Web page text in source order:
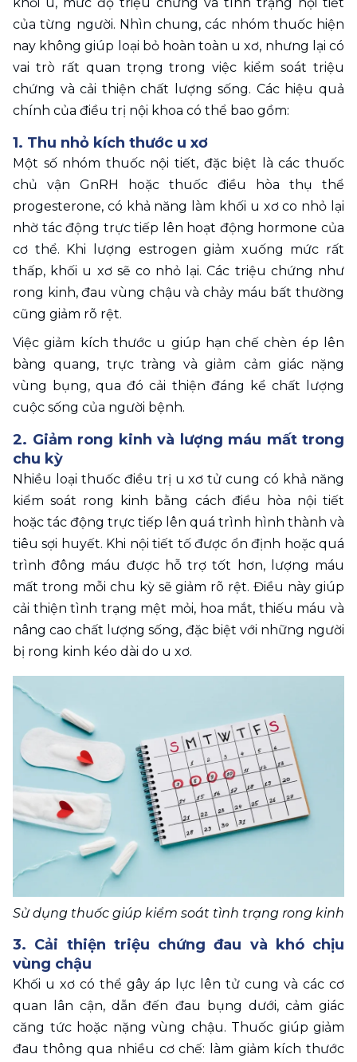
của từng người. Nhìn chung, các nhóm thuốc hiện
nay không giúp loại bỏ hoàn toàn u xơ, nhưng lại có
vai trò rất quan trọng trong việc kiểm soát triệu
chứng và cải thiện chất lượng sống. Các hiệu quả
chính của điều trị nội khoa có thể bao gồm:
1. Thu nhỏ kích thước u xơ
Một số nhóm thuốc nội tiết, đặc biệt là các thuốc
chủ vận GnRH hoặc thuốc điều hòa thụ thể
progesterone, có khả năng làm khối u xơ co nhỏ lại
nhờ tác động trực tiếp lên hoạt động hormone của
cơ thể. Khi lượng estrogen giảm xuống mức rất
thấp, khối u xơ sẽ co nhỏ lại. Các triệu chứng như
rong kinh, đau vùng chậu và chảy máu bất thường
cũng giảm rõ rệt.
Việc giảm kích thước u giúp hạn chế chèn ép lên
bàng quang, trực tràng và giảm cảm giác nặng
vùng bụng, qua đó cải thiện đáng kể chất lượng
cuộc sống của người bệnh.
2. Giảm rong kinh và lượng máu mất trong
chu kỳ
Nhiều loại thuốc điều trị u xơ tử cung có khả năng
kiểm soát rong kinh bằng cách điều hòa nội tiết
hoặc tác động trực tiếp lên quá trình hình thành và
tiêu sợi huyết. Khi nội tiết tố được ổn định hoặc quá
trình đông máu được hỗ trợ tốt hơn, lượng máu
mất trong mỗi chu kỳ sẽ giảm rõ rệt. Điều này giúp
cải thiện tình trạng mệt mỏi, hoa mắt, thiếu máu và
nâng cao chất lượng sống, đặc biệt với những người
bị rong kinh kéo dài do u xơ.
3. Cải thiện triệu chứng đau và khó chịu
vùng chậu
Khối u xơ có thể gây áp lực lên tử cung và các cơ
quan lân cận, dẫn đến đau bụng dưới, cảm giác
căng tức hoặc nặng vùng chậu. Thuốc giúp giảm
đau thông qua nhiều cơ chế: làm giảm kích thước